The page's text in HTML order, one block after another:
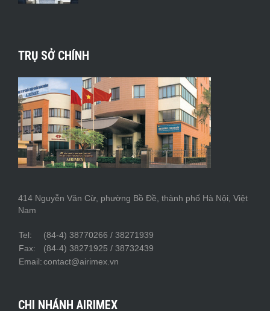
TRỤ SỞ CHÍNH
414 Nguyễn Văn Cừ, phường Bồ Đề, thành phố Hà Nội, Việt
Nam
Tel:
(84-4) 38770266 / 38271939
Fax:
(84-4) 38271925 / 38732439
Email:contact@airimex.vn
CHI NHÁNH AIRIMEX